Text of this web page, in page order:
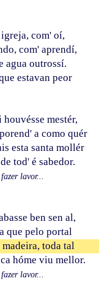
igreja, com' oí,
com' aprendí,
agua outrossí.
estavan peor
houvésse mestér,
a como quér
esta santa mollér
tod' é sabedor.
fazer lavor...
ben sen al,
que pelo portal
madeira, toda tal
hóme viu mellor.
fazer lavor...